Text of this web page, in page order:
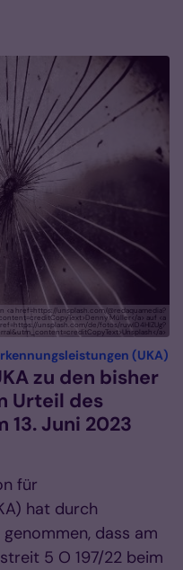
<a href=https://unsplash.com/@redaquamedia?
Müller</a> auf <a
unsplash.com/de/fotos/ruwID4HIZUg?
a>
(UKA)
zu den bisher
Urteil des
13. Juni 2023
für
hat durch
dass am
5 O 197/22 beim